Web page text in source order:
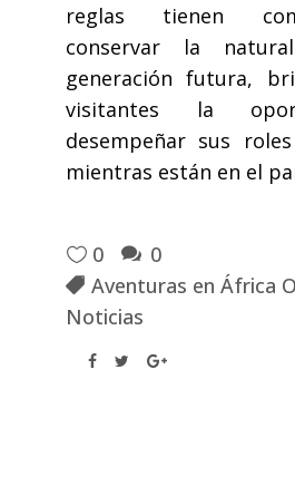
reglas tienen
conservar la
generación futura,
visitantes la
desempeñar sus
mientras están en el
0
0
Aventuras en África
Noticias